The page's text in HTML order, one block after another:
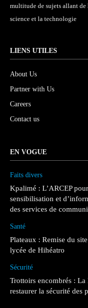
multitude de sujets allant
science et la technologie
LIENS UTILES
About Us
Partner with Us
Careers
Contact us
EN VOGUE
Faits divers
Kpalimé : L’ARCEP
sensibilisation et
des services de
Santé
Plateaux : Remise du
lycée de Hihéatro
Sécurité
Trottoirs encombrés :
restaurer la sécurité des